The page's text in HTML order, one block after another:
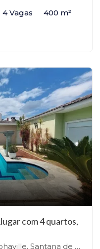
4 Vagas 400 m²
com 4 quartos,
de Parnaíba-SP